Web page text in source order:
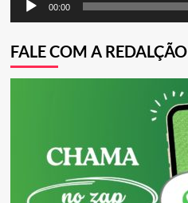
00:00
FALE COM A REDALÇÃO